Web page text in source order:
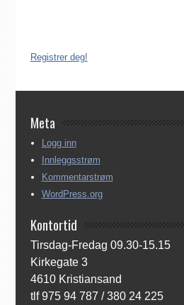
Registrer deg!
Meta
Logg inn
Innleggsstrøm
Kommentarstrøm
WordPress.org
Kontortid
Tirsdag-Fredag 09.30-15.15
Kirkegate 3
4610 Kristiansand
tlf 975 94 787 / 380 24 225